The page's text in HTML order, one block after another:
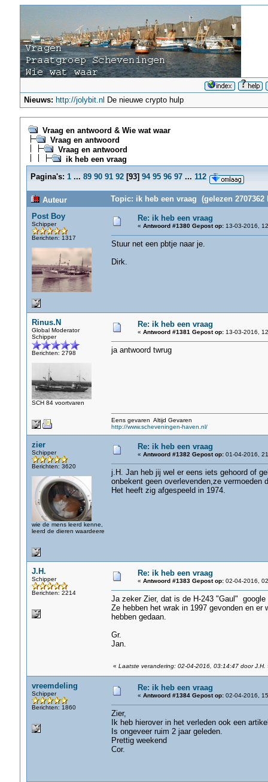
Nieuws: http://jolybit.nl De nieuwe crypto hulp
Vraag en antwoord & Wie wat waar
Vraag en antwoord
Vraag en antwoord
ik heb een vraag
Pagina's: 1 ... 89 90 91 92[93] 94 95 96 97 ... 112
Auteur
Topic: ik heb een vraag (gelezen 2707362
Post Boy
Schipper
Berichten: 1317
Re: ik heb een vraag
« Antwoord #1380 Gepost op:13-03-2016,
Stuur net een pbtje naar je.
Dirk.
Rinus.N
Global Moderator
Schipper
Berichten: 2798
SCH 84 voortvaren
Re: ik heb een vraag
« Antwoord #1381 Gepost op:13-03-2016,
ja antwoord twrug
Eens gevaren Altijd Gevaren
http://www.scheveningen-haven.nl/
zier
Schipper
Berichten: 3620
wie de mens leerd kenne,
leerd de dieren waardeere
Re: ik heb een vraag
« Antwoord #1382 Gepost op:01-04-2016,
j.H. Jan heb jij wel er eens iets gehoord of
onbekent geen overlevenden,ze vermoeden
Het heeft zig afgespeeld in 1974.
J.H.
Schipper
Berichten: 2214
Re: ik heb een vraag
« Antwoord #1383 Gepost op:02-04-2016,
Ja zeker Zier, dat is de H-243 "Gaul"
Ze hebben het wrak in 1997 gevonden en
hebben gedaan.
Gr.
Jan.
« Laatste verandering: 02-04-2016, 03:14:47 door J.H.
vreemdeling
Schipper
Berichten: 1860
Re: ik heb een vraag
« Antwoord #1384 Gepost op:02-04-2016,
Zier,
Ik heb hierover in het verleden ook een
Is ongeveer ruim 2 jaar geleden.
Prettig weekend
Cor.